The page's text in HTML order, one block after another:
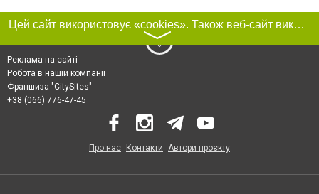
Цей сайт використовує «cookies». Також веб-сайт використовує інтернет-сервіс для збору технічних даних стосовно відвідувачів з метою отримання маркетингової та статистичної інформації. Умови обробки даних відвідувачів сайту див.
〉
Реклама на сайті
Робота в нашій компанії
Франшиза "CitySites"
+38 (066) 776-47-45
Про нас Контакти Автори проєкту